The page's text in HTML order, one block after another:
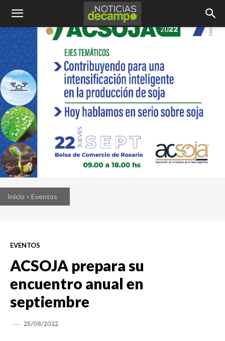
Inicio Eventos
EVENTOS
ACSOJA prepara su
encuentro anual en
septiembre
25/08/2022